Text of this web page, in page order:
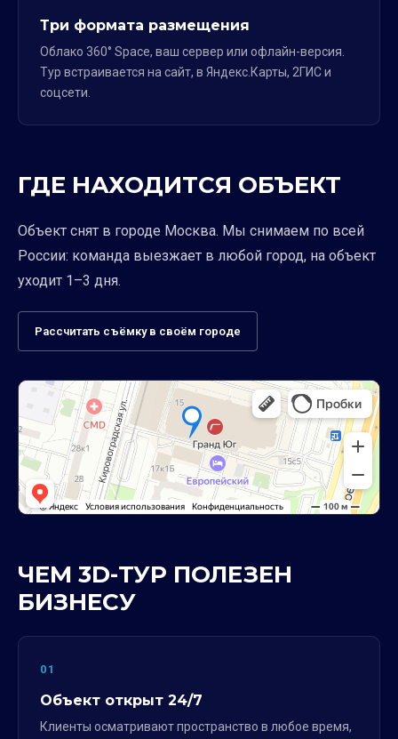
Три формата размещения
Облако 360° Space, ваш сервер или офлайн-версия.
Тур встраивается на сайт, в Яндекс.Карты, 2ГИС и
соцсети.
ГДЕ НАХОДИТСЯ ОБЪЕКТ
Объект снят в городе Москва. Мы снимаем по всей
России: команда выезжает в любой город, на объект
уходит 1–3 дня.
Рассчитать съёмку в своём городе
ЧЕМ 3D-ТУР ПОЛЕЗЕН
БИЗНЕСУ
01
Объект открыт 24/7
Клиенты осматривают пространство в любое время,